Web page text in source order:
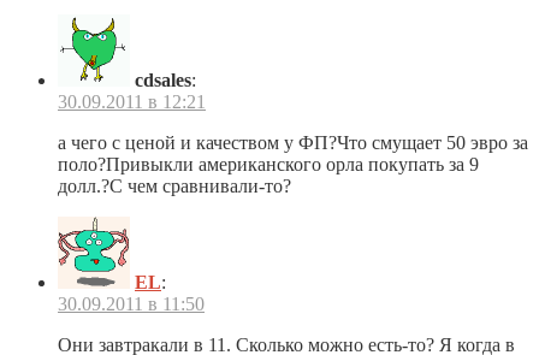
cdsales:
30.09.2011 в 12:21
а чего с ценой и качеством у ФП?Что смущает 50 эвро за
поло?Привыкли американского орла покупать за 9
долл.?С чем сравнивали-то?
EL:
30.09.2011 в 11:50
Они завтракали в 11. Сколько можно есть-то? Я когда в